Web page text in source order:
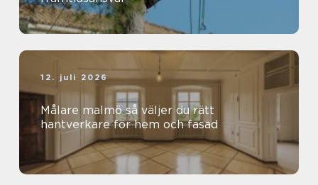
12. juli 2026
Målare malmö så väljer du rätt
hantverkare för hem och fasad